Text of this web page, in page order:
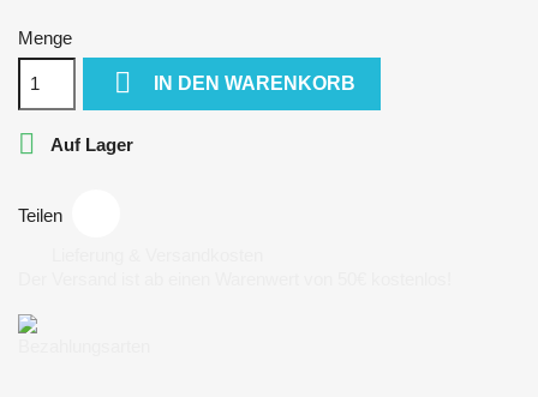
Menge
 IN DEN WARENKORB
 Auf Lager
Teilen